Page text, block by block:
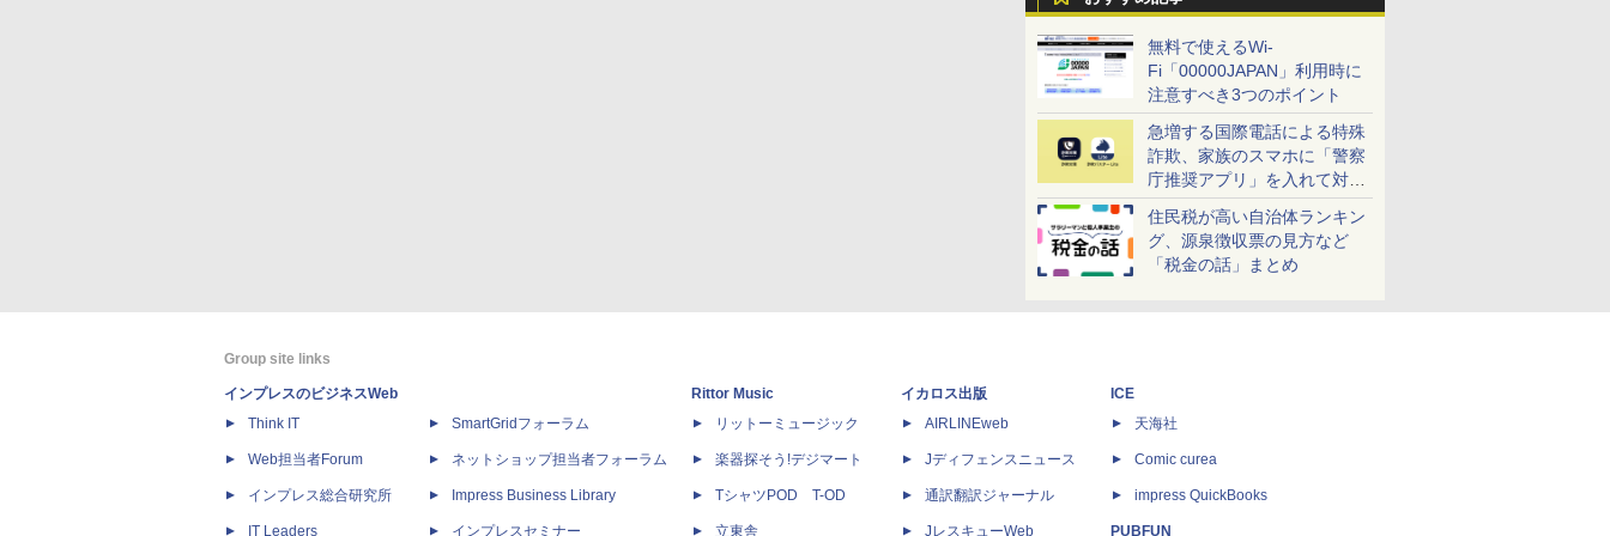
無料で使えるWi-
Fi「00000JAPAN」利用時に
注意すべき3つのポイント
急増する国際電話による特殊
詐欺、家族のスマホに「警察
庁推奨アプリ」を入れて対策
しよう！
住民税が高い自治体ランキン
グ、源泉徴収票の見方など
「税金の話」まとめ
Group site links
インプレスのビジネスWeb
Think IT
Web担当者Forum
インプレス総合研究所
IT Leaders
SmartGridフォーラム
ネットショップ担当者フォーラム
Impress Business Library
インプレスセミナー
Rittor Music
リットーミュージック
楽器探そう!デジマート
TシャツPOD T-OD
立東舎
イカロス出版
AIRLINEweb
Jディフェンスニュース
通訳翻訳ジャーナル
JレスキューWeb
ICE
天海社
Comic curea
impress QuickBooks
PUBFUN